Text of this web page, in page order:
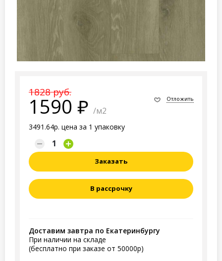
1828 руб.
1590 /м2
3491.64р. цена за 1 упаковку
Отложить
Заказать
В рассрочку
Доставим завтра по Екатеринбургу
При наличии на складе
(бесплатно при заказе от 50000р)